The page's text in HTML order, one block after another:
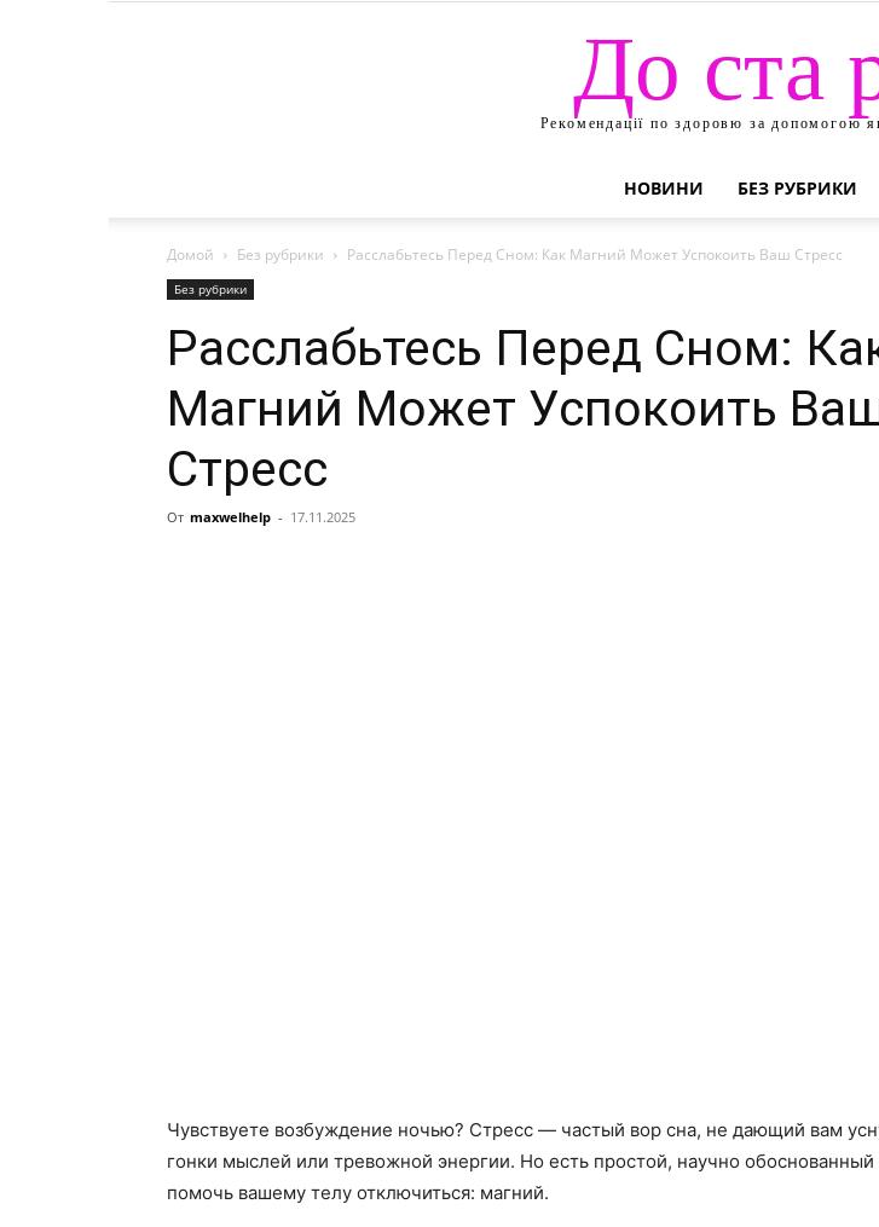
До ста
Рекомендації по здоровю за допомогою
НОВИНИ БЕЗ РУБРИКИ
Домой Без рубрики Расслабьтесь Перед Сном: Как Магний Может Успокоить Ваш Стресс
Без рубрики
Расслабьтесь Перед Сном:
Магний Может Успокоить
Стресс
От maxwelhelp - 17.11.2025
Чувствуете возбуждение ночью? Стресс — частый вор сна, не дающий вам
гонки мыслей или тревожной энергии. Но есть простой, научно обоснованный
помочь вашему телу отключиться: магний.